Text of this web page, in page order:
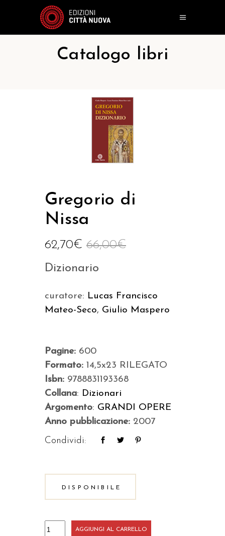
Catalogo libri
Gregorio di
Nissa
66,00€
62,70€
Dizionario
curatore: Lucas Francisco
Mateo-Seco, Giulio Maspero
Pagine: 600
Formato: 14,5x23 RILEGATO
Isbn: 9788831193368
Collana: Dizionari
Argomento: GRANDI OPERE
Anno pubblicazione: 2007
Condividi:
DISPONIBILE
GregorioAGGIUNGI AL CARRELLO